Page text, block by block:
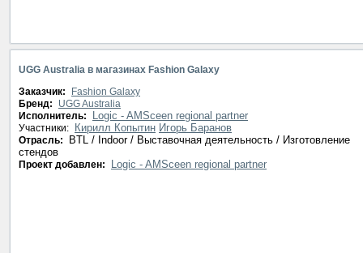
UGG Australia в магазинах Fashion Galaxy
Заказчик:
Fashion Galaxy
Бренд:
UGG Australia
Исполнитель:
Logic - AMSceen regional partner
Участники: Кирилл Копытин Игорь Баранов
Отрасль:
BTL / Indoor / Выставочная деятельность / Изготовление
стендов
Проект добавлен: Logic - AMSceen regional partner